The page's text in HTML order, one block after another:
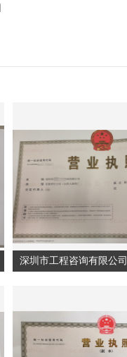
深圳市工程咨询有限公司